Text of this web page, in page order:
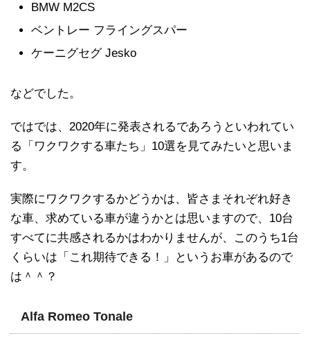
BMW M2CS
ベントレー フライングスパー
ケーニグセグ Jesko
などでした。
ではでは、2020年に発表されるであろうといわれてい
る「ワクワクする車たち」10選を見てみたいと思いま
す。
実際にワクワクするかどうかは、皆さまそれぞれ好き
な車、求めている車が違うかとは思いますので、10台
すべてに共感されるかはわかりませんが、このうち1台
くらいは「これ期待できる！」というお車があるので
は＾＾？
Alfa Romeo Tonale